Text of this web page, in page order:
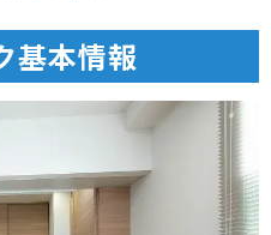
基本情報